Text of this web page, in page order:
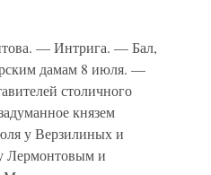
— Интрига. — Бал,
дамам 8 июля. —
столичного
князем
у Верзилиных и
Лермонтовым и